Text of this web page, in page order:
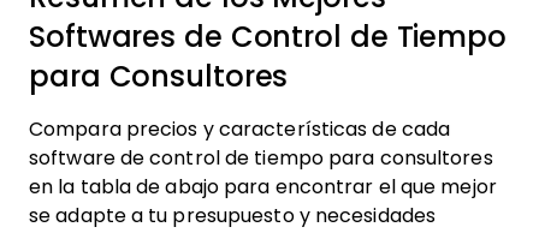
Softwares de Control de Tiempo
para Consultores
Compara precios y características de cada
software de control de tiempo para consultores
en la tabla de abajo para encontrar el que mejor
se adapte a tu presupuesto y necesidades